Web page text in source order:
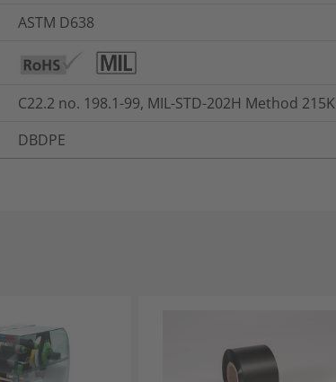
ASTM D638
C22.2 no. 198.1-99, MIL-STD-202H Method 215K
DBDPE